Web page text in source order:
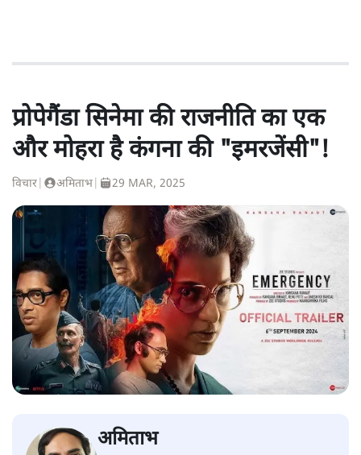
प्रोपेगैंडा सिनेमा की राजनीति का एक
और मोहरा है कंगना की "इमरजेंसी"!
विचार अमिताभ 29 MAR, 2025
अमिताभ